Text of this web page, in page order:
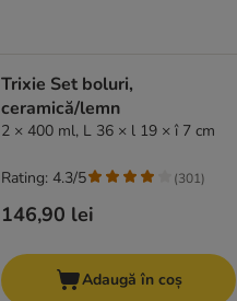
Trixie Set boluri,
ceramică/lemn
2 × 400 ml, L 36 × l 19 × î 7 cm
146,90 lei
Rating: 4.3/5 (301)
Adaugă în coș